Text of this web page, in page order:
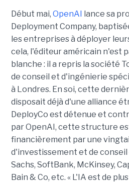
Début mai, OpenAI
lance sa
Deployment Company,
les entreprises à déployer
cela, l'éditeur américain n'est
blanche : il a repris la société
de conseil et d'ingénierie
à Londres. En soi, cette
disposait déjà d'une alliance
DeployCo est détenue et
par OpenAI, cette structure
financièrement par une
d'investissement et de conseil
Sachs, SoftBank, McKinsey,
Bain & Co, etc. « L'IA est de